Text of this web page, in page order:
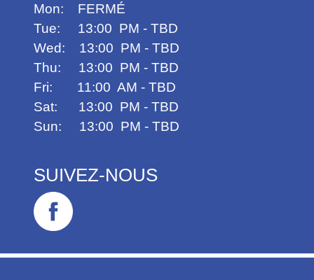
Mon: FERMÉ
Tue: 13:00 PM - TBD
Wed: 13:00 PM - TBD
Thu: 13:00 PM - TBD
Fri: 11:00 AM - TBD
Sat: 13:00 PM - TBD
Sun: 13:00 PM - TBD
SUIVEZ-NOUS